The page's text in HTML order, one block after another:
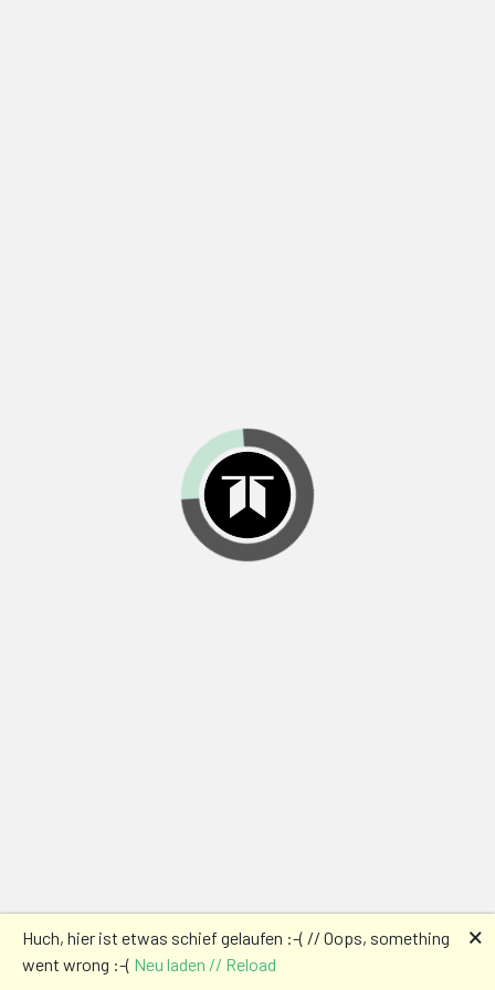
Huch, hier ist etwas schief gelaufen :-( // Oops, something
went wrong :-( Neu laden // Reload
🗙